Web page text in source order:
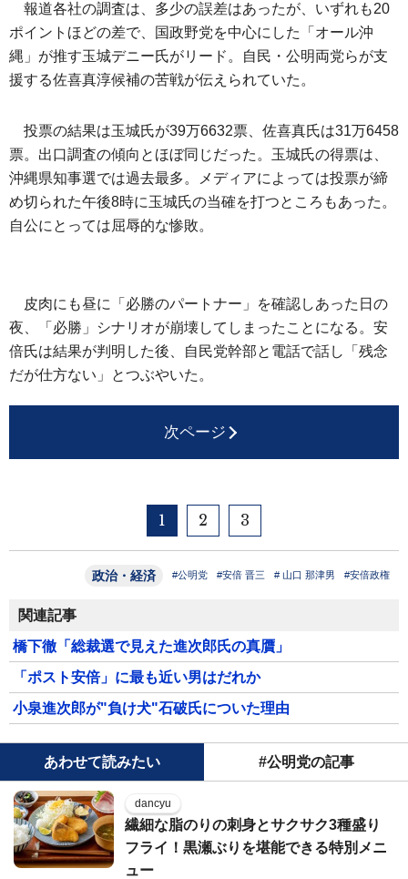
報道各社の調査は、多少の誤差はあったが、いずれも20
ポイントほどの差で、国政野党を中心にした「オール沖
縄」が推す玉城デニー氏がリード。自民・公明両党らが支
援する佐喜真淳候補の苦戦が伝えられていた。
投票の結果は玉城氏が39万6632票、佐喜真氏は31万6458
票。出口調査の傾向とほぼ同じだった。玉城氏の得票は、
沖縄県知事選では過去最多。メディアによっては投票が締
め切られた午後8時に玉城氏の当確を打つところもあった。
自公にとっては屈辱的な惨敗。
皮肉にも昼に「必勝のパートナー」を確認しあった日の
夜、「必勝」シナリオが崩壊してしまったことになる。安
倍氏は結果が判明した後、自民党幹部と電話で話し「残念
だが仕方ない」とつぶやいた。
次ページ
1 2 3
政治・経済 #公明党 #安倍 晋三 # 山口 那津男 #安倍政権
関連記事
橋下徹「総裁選で見えた進次郎氏の真贋」
「ポスト安倍」に最も近い男はだれか
小泉進次郎が"負け犬"石破氏についた理由
あわせて読みたい #公明党の記事
dancyu
繊細な脂のりの刺身とサクサク3種盛り
フライ！黒瀬ぶりを堪能できる特別メニ
ュー